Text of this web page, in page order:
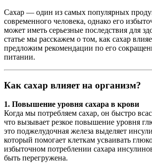
Сахар — один из самых популярных
современного человека, однако его
может иметь серьезные последствия для
статье мы расскажем о том, как сахар
предложим рекомендации по его
питании.
Как сахар влияет на организм?
1. Повышение уровня сахара в крови
Когда мы потребляем сахар, он быстро
что вызывает резкое повышение уровня
это поджелудочная железа выделяет
который помогает клеткам усваивать
избыточном потреблении сахара
быть перегружена.